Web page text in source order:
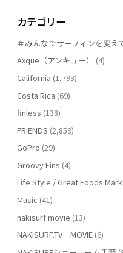
カテゴリー
＃みんなでサーフィンを変え
Axque（アンキュー）
(4)
California (1,793)
Costa Rica (69)
finless (138)
FRIENDS (2,859)
GoPro (29)
Groovy Fins (4)
Life Style / Great Foods
Music (41)
nakisurf movie (13)
NAKISURF.TV MOVIE(6)